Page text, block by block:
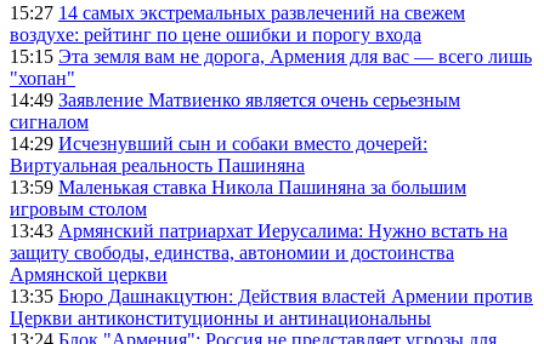
15:27 14 самых экстремальных развлечений на свежем
воздухе: рейтинг по цене ошибки и порогу входа
15:15 Эта земля вам не дорога, Армения для вас — всего лишь
"хопан"
14:49 Заявление Матвиенко является очень серьезным
сигналом
14:29 Исчезнувший сын и собаки вместо дочерей:
Виртуальная реальность Пашиняна
13:59 Маленькая ставка Никола Пашиняна за большим
игровым столом
13:43 Армянский патриархат Иерусалима: Нужно встать на
защиту свободы, единства, автономии и достоинства
Армянской церкви
13:35 Бюро Дашнакцутюн: Действия властей Армении против
Церкви антиконституционны и антинациональны
13:24 Блок "Армения": Россия не представляет угрозы для